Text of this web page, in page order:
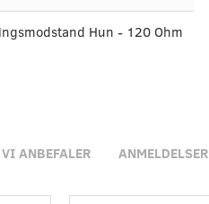
Hun - 120 Ohm
VI ANBEFALER ANMELDELSER